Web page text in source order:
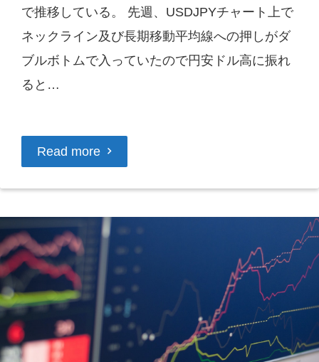
で推移している。 先週、USDJPYチャート上で
ネックライン及び長期移動平均線への押しがダ
ブルボトムで入っていたので円安ドル高に振れ
ると…
Read more